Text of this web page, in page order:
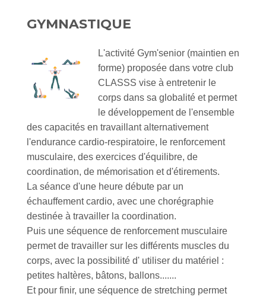
GYMNASTIQUE
L'activité Gym'senior (maintien en
forme) proposée dans votre club
CLASSS vise à entretenir le
corps dans sa globalité et permet
le développement de l'ensemble
des capacités en travaillant alternativement
l'endurance cardio-respiratoire, le renforcement
musculaire, des exercices d'équilibre, de
coordination, de mémorisation et d'étirements.
La séance d'une heure débute par un
échauffement cardio, avec une chorégraphie
destinée à travailler la coordination.
Puis une séquence de renforcement musculaire
permet de travailler sur les différents muscles du
corps, avec la possibilité d' utiliser du matériel :
petites haltères, bâtons, ballons.......
Et pour finir, une séquence de stretching permet